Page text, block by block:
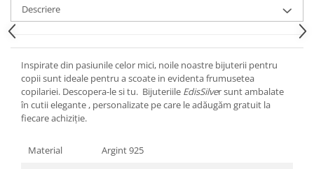
Descriere
Inspirate din pasiunile celor mici, noile noastre bijuterii pentru
copii sunt ideale pentru a scoate in evidenta frumusetea
copilariei. Descopera-le si tu. Bijuteriile EdisSilver sunt ambalate
în cutii elegante , personalizate pe care le adăugăm gratuit la
fiecare achiziție.
Material
Argint 925